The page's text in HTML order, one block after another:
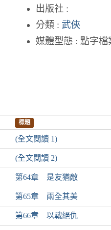
出版社 :
分類 : 武俠
媒體型態 : 點字檔
標題
(全文閱讀 1)
(全文閱讀 2)
第64章 是友猶敵
第65章 兩全其美
第66章 以戰絕仇